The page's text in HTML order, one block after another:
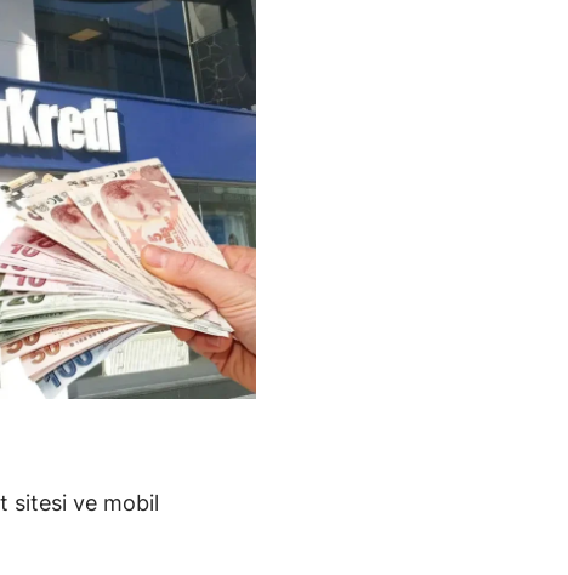
sitesi ve mobil